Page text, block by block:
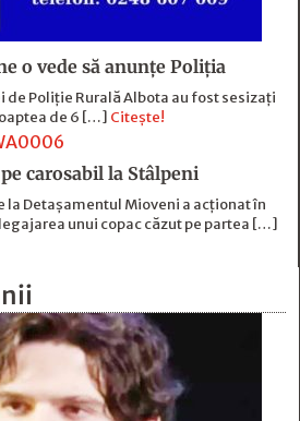
o vede să anunțe Poliția
Poliție Rurală Albota au fost sesizați
de 6 […] Citește!
carosabil la Stâlpeni
la Detașamentul Mioveni a acționat în
unui copac căzut pe partea […]